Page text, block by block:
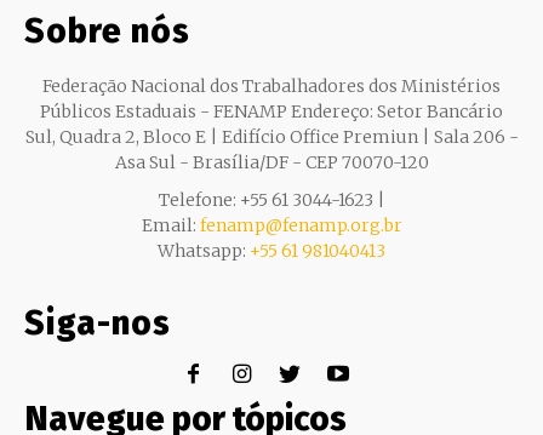
Sobre nós
Federação Nacional dos Trabalhadores dos Ministérios
Públicos Estaduais - FENAMP Endereço: Setor Bancário
Sul, Quadra 2, Bloco E | Edifício Office Premiun | Sala 206 -
Asa Sul - Brasília/DF - CEP 70070-120
Telefone: +55 61 3044-1623 |
Email: fenamp@fenamp.org.br
Whatsapp: +55 61 981040413
Siga-nos
Navegue por tópicos